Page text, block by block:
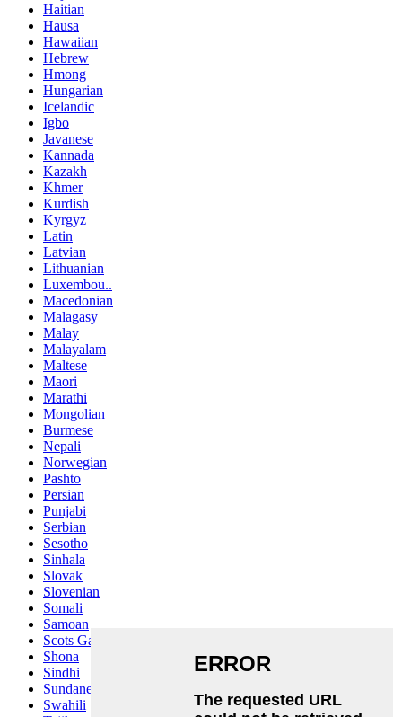
Haitian
Hausa
Hawaiian
Hebrew
Hmong
Hungarian
Icelandic
Igbo
Javanese
Kannada
Kazakh
Khmer
Kurdish
Kyrgyz
Latin
Latvian
Lithuanian
Luxembou..
Macedonian
Malagasy
Malay
Malayalam
Maltese
Maori
Marathi
Mongolian
Burmese
Nepali
Norwegian
Pashto
Persian
Punjabi
Serbian
Sesotho
Sinhala
Slovak
Slovenian
Somali
Samoan
Scots Gaelic
Shona
Sindhi
Sundanese
Swahili